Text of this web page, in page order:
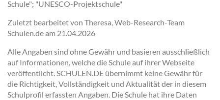
Schule"; "UNESCO-Projektschule"
Zuletzt bearbeitet von Theresa, Web-Research-Team
Schulen.de am 21.04.2026
Alle Angaben sind ohne Gewähr und basieren ausschließlich
auf Informationen, welche die Schule auf ihrer Webseite
veröffentlicht. SCHULEN.DE übernimmt keine Gewähr für
die Richtigkeit, Vollständigkeit und Aktualität der in diesem
Schulprofil erfassten Angaben. Die Schule hat ihre Daten